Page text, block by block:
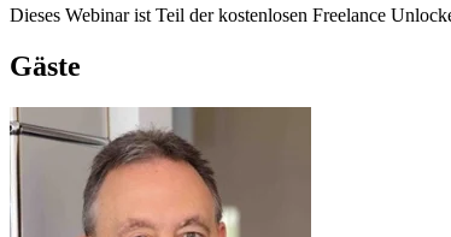
Dieses Webinar ist Teil der kostenlosen Freelance
Gäste